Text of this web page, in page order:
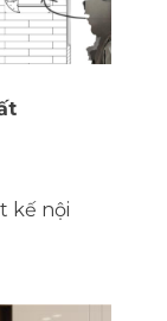
kế nội